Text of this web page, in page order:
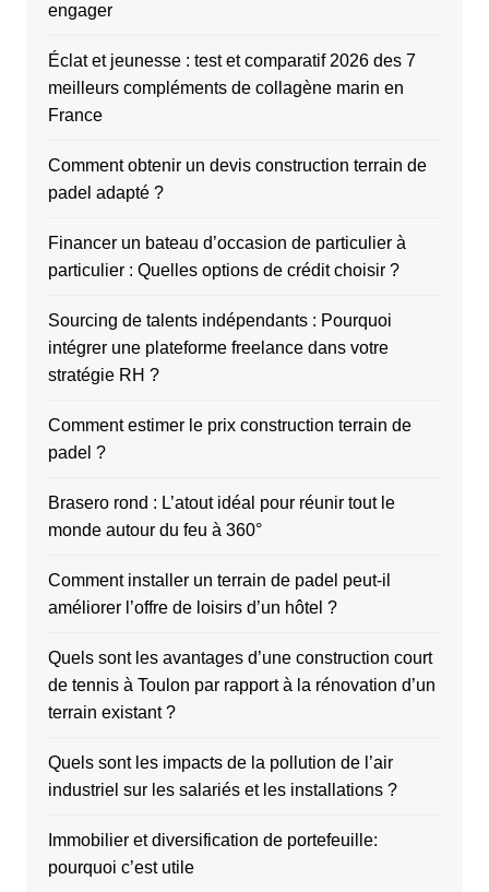
engager
Éclat et jeunesse : test et comparatif 2026 des 7
meilleurs compléments de collagène marin en
France
Comment obtenir un devis construction terrain de
padel adapté ?
Financer un bateau d’occasion de particulier à
particulier : Quelles options de crédit choisir ?
Sourcing de talents indépendants : Pourquoi
intégrer une plateforme freelance dans votre
stratégie RH ?
Comment estimer le prix construction terrain de
padel ?
Brasero rond : L’atout idéal pour réunir tout le
monde autour du feu à 360°
Comment installer un terrain de padel peut-il
améliorer l’offre de loisirs d’un hôtel ?
Quels sont les avantages d’une construction court
de tennis à Toulon par rapport à la rénovation d’un
terrain existant ?
Quels sont les impacts de la pollution de l’air
industriel sur les salariés et les installations ?
Immobilier et diversification de portefeuille:
pourquoi c’est utile